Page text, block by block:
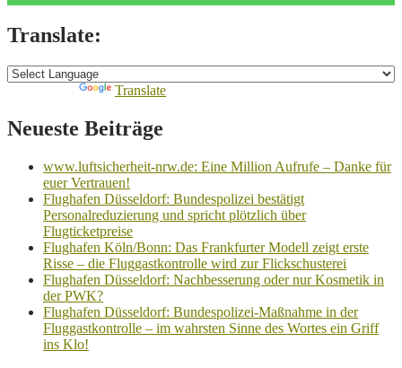
Translate:
Translate
Neueste Beiträge
www.luftsicherheit-nrw.de: Eine Million Aufrufe – Danke für
euer Vertrauen!
Flughafen Düsseldorf: Bundespolizei bestätigt
Personalreduzierung und spricht plötzlich über
Flugticketpreise
Flughafen Köln/Bonn: Das Frankfurter Modell zeigt erste
Risse – die Fluggastkontrolle wird zur Flickschusterei
Flughafen Düsseldorf: Nachbesserung oder nur Kosmetik in
der PWK?
Flughafen Düsseldorf: Bundespolizei-Maßnahme in der
Fluggastkontrolle – im wahrsten Sinne des Wortes ein Griff
ins Klo!